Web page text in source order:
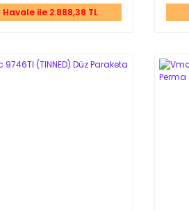
Havale ile 2.888,38 TL